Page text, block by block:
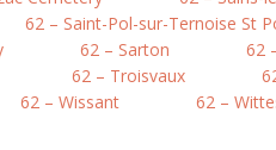
62 – Saint-Pol-sur-Ternoise St
62 – Sarton
62
62 – Troisvaux
62 – Wissant 62 –